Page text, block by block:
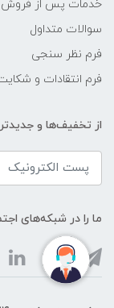
خدمات پس از فروش
سوالات متداول
فرم نظر سنجی
فرم انتقادات و
از تخفیف‌ها و
ما را در شبکه‌های